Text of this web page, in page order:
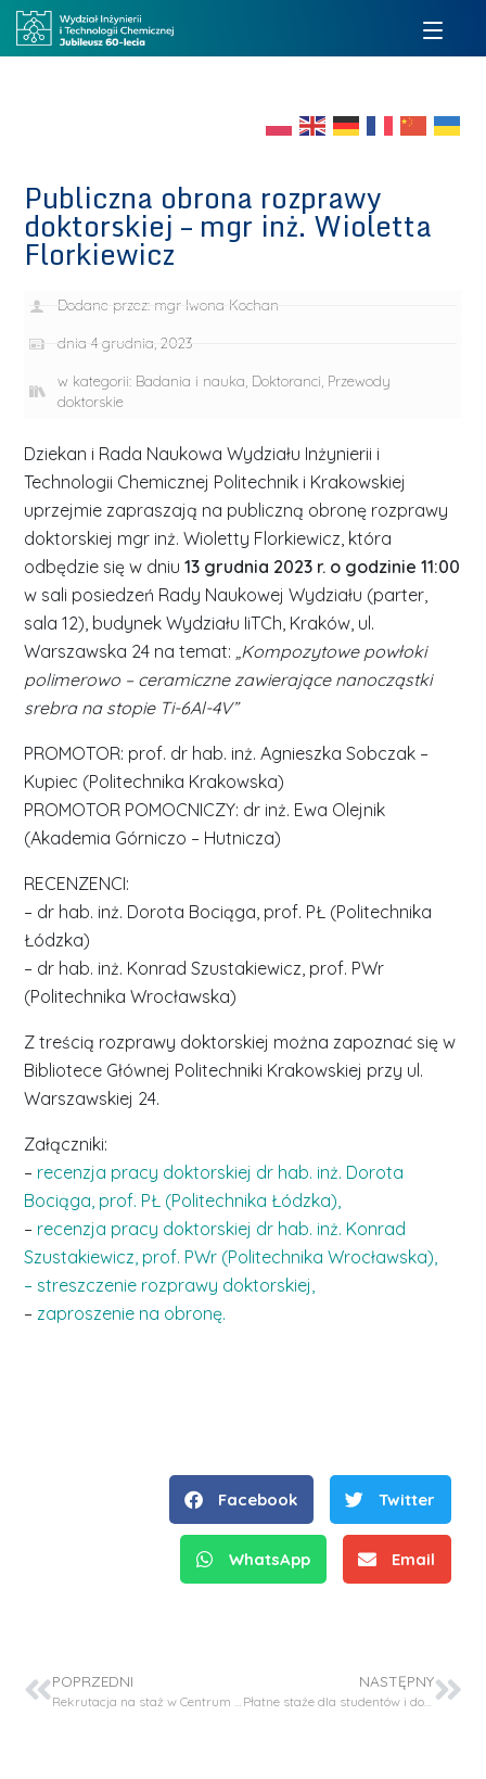
Publiczna obrona rozprawy
doktorskiej – mgr inż. Wioletta
Florkiewicz
Dodane przez: mgr Iwona Kochan
dnia 4 grudnia, 2023
w kategorii: Badania i nauka, Doktoranci, Przewody
doktorskie
Dziekan i Rada Naukowa Wydziału Inżynierii i
Technologii Chemicznej Politechnik i Krakowskiej
uprzejmie zapraszają na publiczną obronę rozprawy
doktorskiej mgr inż. Wioletty Florkiewicz, która
odbędzie się w dniu13 grudnia 2023 r. o godzinie 11:00
w sali posiedzeń Rady Naukowej Wydziału (parter,
sala 12), budynek Wydziału IiTCh, Kraków, ul.
Warszawska 24 na temat:„Kompozytowe powłoki
polimerowo – ceramiczne zawierające nanocząstki
srebra na stopie Ti-6Al-4V”
PROMOTOR: prof. dr hab. inż. Agnieszka Sobczak –
Kupiec (Politechnika Krakowska)
PROMOTOR POMOCNICZY: dr inż. Ewa Olejnik
(Akademia Górniczo – Hutnicza)
RECENZENCI:
– dr hab. inż. Dorota Bociąga, prof. PŁ (Politechnika
Łódzka)
– dr hab. inż. Konrad Szustakiewicz, prof. PWr
(Politechnika Wrocławska)
Z treścią rozprawy doktorskiej można zapoznać się w
Bibliotece Głównej Politechniki Krakowskiej przy ul.
Warszawskiej 24.
Załączniki:
– recenzja pracy doktorskiej dr hab. inż. Dorota
Bociąga, prof. PŁ (Politechnika Łódzka),
– recenzja pracy doktorskiej dr hab. inż. Konrad
Szustakiewicz, prof. PWr (Politechnika Wrocławska),
– streszczenie rozprawy doktorskiej,
–zaproszenie na obronę.
Facebook Twitter
WhatsApp Email
POPRZEDNI
Rekrutacja na staż w Centrum B+R Cemex w Szwajcarii
NASTĘPNY
Płatne staże dla studentów i doktorantów w ramach programu Vulcanus in Japan